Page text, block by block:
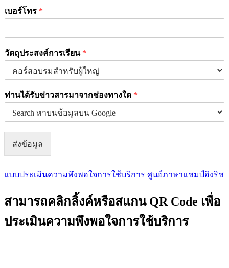
เบอร์โทร *
วัตถุประสงค์การเรียน *
ท่านได้รับข่าวสารมาจากช่องทางใด *
ส่งข้อมูล
แบบประเมินความพึงพอใจการใช้บริการ ศูนย์ภาษาแชมป์อิงริช
สามารถคลิกลิ้งค์หรือสแกน QR Code เพื่อ
ประเมินความพึงพอใจการใช้บริการ